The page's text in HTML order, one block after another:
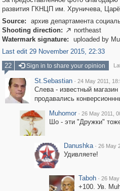
развития ГКНЦП им. Хруничева,
Source:
архив департамента
Shooting direction:  northeast
Watermark signature:
uploaded by
Last edit 29 November 2015, 22:33
22
Sign in to share your opinion
St.Sebastian · 24 May 2011,
Слева - известный
продавались
Muhomor · 26 May 2011,
Шо - эти "Дружки"
Danushka · 26 May
Удивляете!
Taboh · 26
+100. Ув.